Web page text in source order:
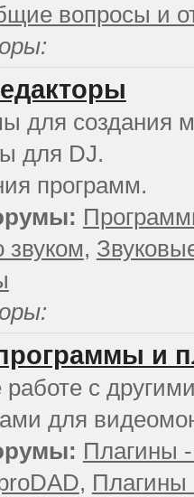
вопросы и
для создания
для DJ.
программ.
звуком,
и
с
для
Плагины
, Плагины